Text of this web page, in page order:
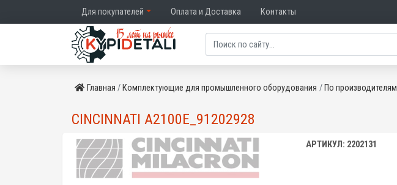
Для покупателей Оплата и Доставка Контакты
Главная Комплектующие для промышленного оборудования По производителям
CINCINNATI A2100E_91202928
АРТИКУЛ: 2202131